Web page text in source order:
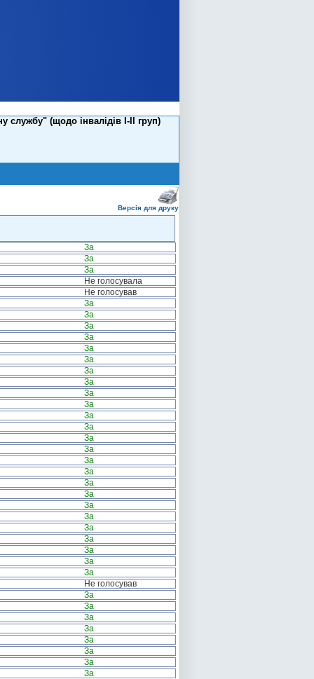
(щодо інвалідів І-ІІ груп)
Версія для друку
За
За
За
Не голосувала
Не голосував
За
За
За
За
За
За
За
За
За
За
За
За
За
За
За
За
За
За
За
За
За
За
За
За
За
Не голосував
За
За
За
За
За
За
За
За